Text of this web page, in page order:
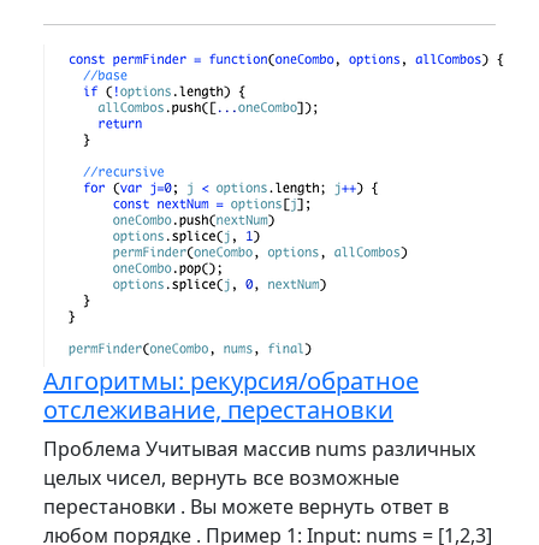
Алгоритмы: рекурсия/обратное
отслеживание, перестановки
Проблема Учитывая массив nums различных
целых чисел, вернуть все возможные
перестановки . Вы можете вернуть ответ в
любом порядке . Пример 1: Input: nums = [1,2,3]